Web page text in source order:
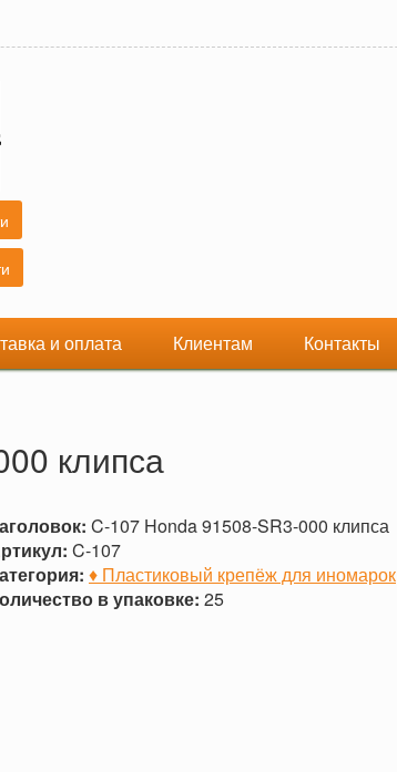
и оплата Клиентам Контакты
клипса
C-107 Honda 91508-SR3-000 клипса
C-107
♦ Пластиковый крепёж для иномарок
в упаковке: 25